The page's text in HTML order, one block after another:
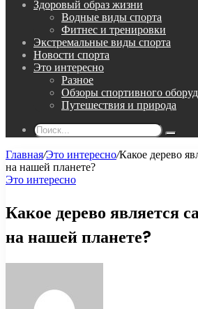
Здоровый образ жизни
Водные виды спорта
Фитнес и тренировки
Экстремальные виды спорта
Новости спорта
Это интересно
Разное
Обзоры спортивного
Путешествия и природа
Главная/Это интересно/Какое дерево
на нашей планете?
Это интересно
Какое дерево является
на нашей планете?